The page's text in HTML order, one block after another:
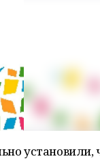
установили,